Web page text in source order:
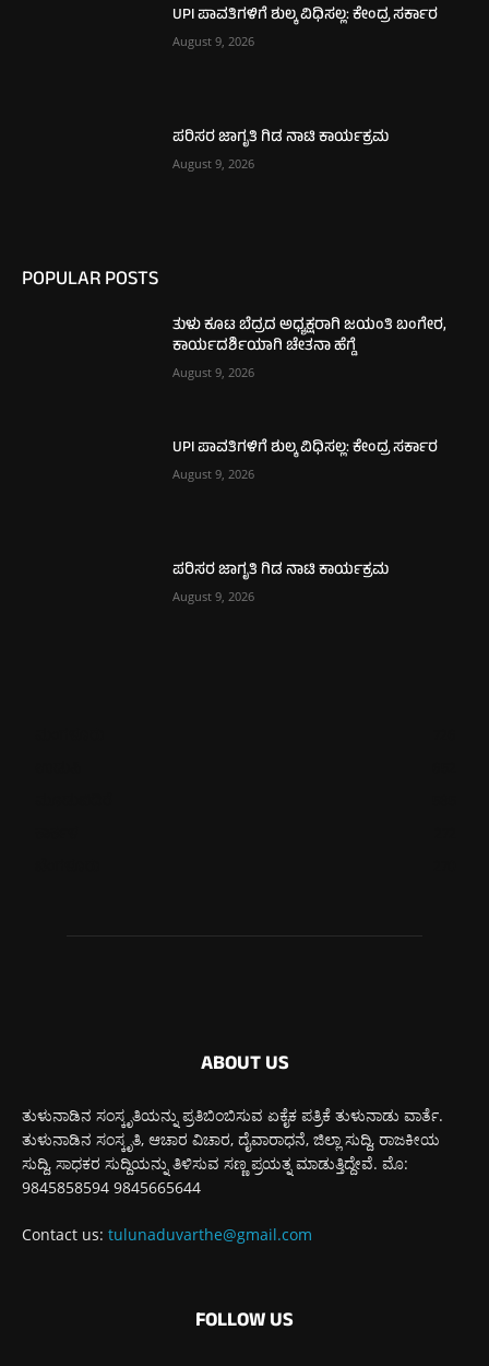
UPI ಪಾವತಿಗಳಿಗೆ ಶುಲ್ಕ ವಿಧಿಸಲ್ಲ: ಕೇಂದ್ರ ಸರ್ಕಾರ
August 9, 2026
ಪರಿಸರ ಜಾಗೃತಿ ಗಿಡ ನಾಟಿ ಕಾರ್ಯಕ್ರಮ
August 9, 2026
POPULAR POSTS
ತುಳು ಕೂಟ ಬೆದ್ರದ ಅಧ್ಯಕ್ಷರಾಗಿ ಜಯಂತಿ ಬಂಗೇರ,
ಕಾರ್ಯದರ್ಶಿಯಾಗಿ ಚೇತನಾ ಹೆಗ್ಡೆ
August 9, 2026
UPI ಪಾವತಿಗಳಿಗೆ ಶುಲ್ಕ ವಿಧಿಸಲ್ಲ: ಕೇಂದ್ರ ಸರ್ಕಾರ
August 9, 2026
ಪರಿಸರ ಜಾಗೃತಿ ಗಿಡ ನಾಟಿ ಕಾರ್ಯಕ್ರಮ
August 9, 2026
ABOUT US
ತುಳುನಾಡಿನ ಸಂಸ್ಕೃತಿಯನ್ನು ಪ್ರತಿಬಿಂಬಿಸುವ ಏಕೈಕ ಪತ್ರಿಕೆ ತುಳುನಾಡು ವಾರ್ತೆ.
ತುಳುನಾಡಿನ ಸಂಸ್ಕೃತಿ, ಆಚಾರ ವಿಚಾರ, ದೈವಾರಾಧನೆ, ಜಿಲ್ಲಾ ಸುದ್ದಿ, ರಾಜಕೀಯ
ಸುದ್ದಿ, ಸಾಧಕರ ಸುದ್ದಿಯನ್ನು ತಿಳಿಸುವ ಸಣ್ಣ ಪ್ರಯತ್ನ ಮಾಡುತ್ತಿದ್ದೇವೆ. ಮೊ:
9845858594 9845665644
Contact us: tulunaduvarthe@gmail.com
FOLLOW US